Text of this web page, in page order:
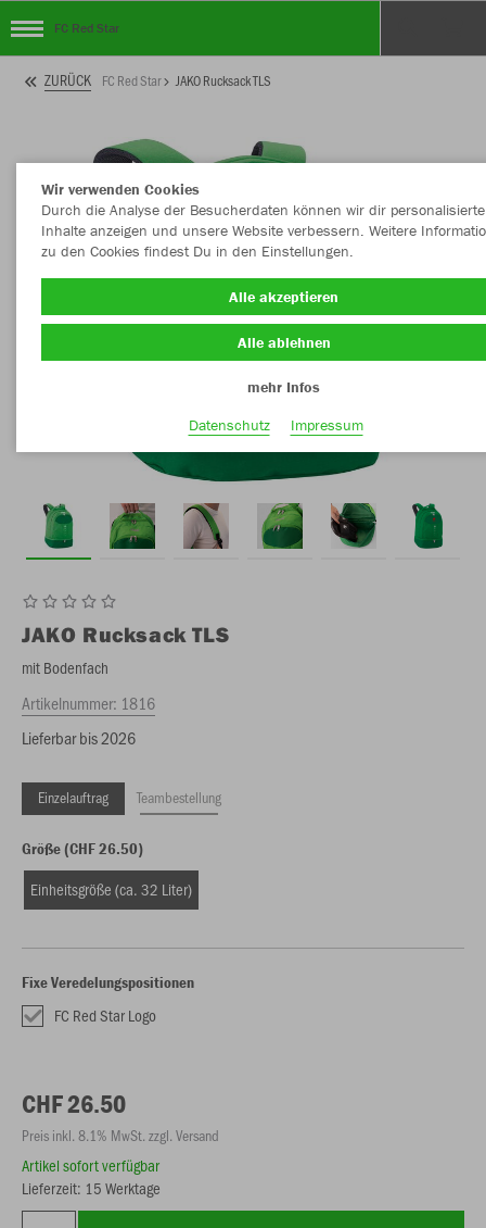
FC Red Star
ZURÜCK FC Red Star JAKO Rucksack TLS
JAKO Rucksack TLS
mit Bodenfach
Artikelnummer: 1816
Lieferbar bis 2026
Einzelauftrag Teambestellung
Größe (CHF 26.50)
Einheitsgröße (ca. 32 Liter)
Fixe Veredelungspositionen
FC Red Star Logo
CHF 26.50
Preis inkl. 8.1% MwSt. zzgl. Versand
Artikel sofort verfügbar
Lieferzeit: 15 Werktage
Wir verwenden Cookies
Durch die Analyse der Besucherdaten können wir dir personalisierte
Inhalte anzeigen und unsere Website verbessern. Weitere
zu den Cookies findest Du in den Einstellungen.
Alle akzeptieren
Alle ablehnen
mehr Infos
Datenschutz
Impressum